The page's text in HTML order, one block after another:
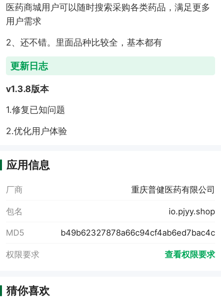
医药商城用户可以随时搜索采购各类药品，满足更多
用户需求
2、还不错。里面品种比较全，基本都有
更新日志
v1.3.8版本
1.修复已知问题
2.优化用户体验
应用信息
厂商 重庆普健医药有限公司
包名 io.pjyy.shop
MD5 b49b62327878a66c94cf4ab6ed7bac4c
权限要求 查看权限要求
猜你喜欢